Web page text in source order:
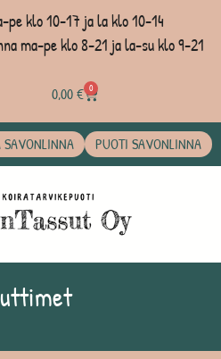
pe klo 10-17 ja la klo 10-14
ma-pe klo 8-21 ja la-su klo 9-21
0,00€ 0
SAVONLINNA PUOTI SAVONLINNA